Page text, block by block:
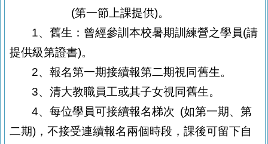
(第一節上課提供)。
1、舊生：曾經參訓本校暑期訓練營之學員(請
提供級第證書)。
2、報名第一期接續報第二期視同舊生。
3、清大教職員工或其子女視同舊生。
4、每位學員可接續報名梯次 (如第一期、第
二期) ，不接受連續報名兩個時段 ，課後可留下自